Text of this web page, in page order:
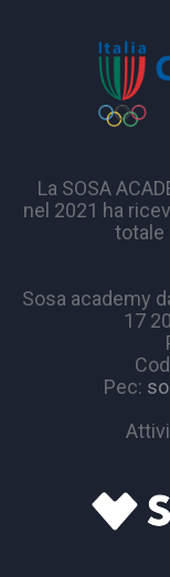
La SOSA
nel 2021 ha
totale
Sosa academy
17
Pec: